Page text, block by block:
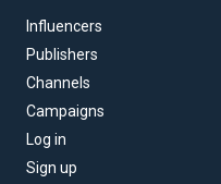
Influencers
Publishers
Channels
Campaigns
Log in
Sign up